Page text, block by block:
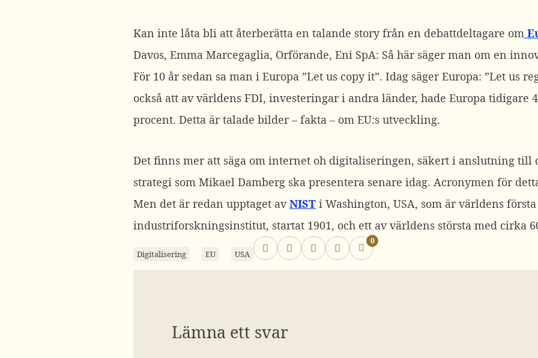
Kan inte låta bli att återberätta en talande story från en debattdeltagare om
Davos, Emma Marcegaglia, Orförande, Eni SpA: Så här säger man om en
För 10 år sedan sa man i Europa ”Let us copy it”. Idag säger Europa: ”Let us
också att av världens FDI, investeringar i andra länder, hade Europa tidigare
procent. Detta är talade bilder – fakta – om EU:s utveckling.
Det finns mer att säga om internet oh digitaliseringen, säkert i anslutning till
strategi som Mikael Damberg ska presentera senare idag. Acronymen för
Men det är redan upptaget avNIST i Washington, USA, som är världens första
industriforskningsinstitut, startat 1901, och ett av världens största med cirka
Digitalisering EU USA
0
Lämna ett svar